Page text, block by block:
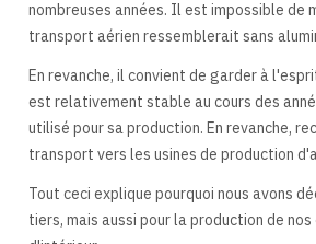
nombreuses années. Il est impossible de
transport aérien ressemblerait sans
En revanche, il convient de garder à
est relativement stable au cours des
utilisé pour sa production. En revanche,
transport vers les usines de production
Tout ceci explique pourquoi nous avons
tiers, mais aussi pour la production de